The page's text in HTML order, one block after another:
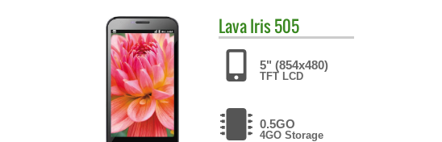
LavaIris 505
5" (854x480)
TFT LCD
0.5GO
4GO Storage